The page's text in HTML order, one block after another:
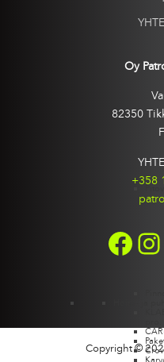
Oy
82350
+358
Copyright ©